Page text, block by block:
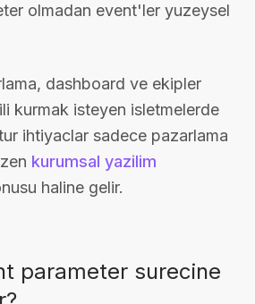
olmadan event'ler yuzeysel
dashboard ve ekipler
kurmak isteyen isletmelerde
ihtiyaclar sadece pazarlama
kurumsal yazilim
haline gelir.
parameter surecine